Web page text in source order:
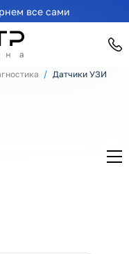
все сами
Датчики УЗИ